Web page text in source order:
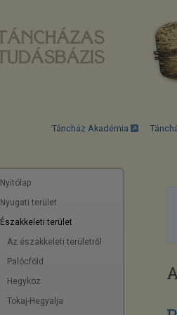
Táncház Akadémia
Nyitólap
Nyugati terület
Északkeleti terület
Az északkeleti területről
Palócföld
Hegyköz
Tokaj-Hegyalja